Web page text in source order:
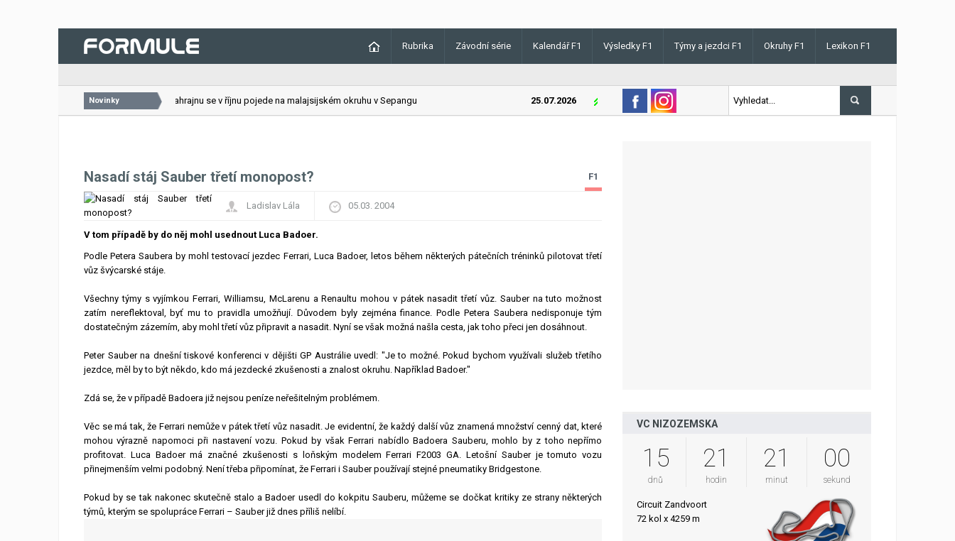
Rubrika Závodní série Kalendář F1 Výsledky F1 Týmy a jezdci F1 Okruhy F1 Lexikon F1
Novinky
26.07.2026 VC Bahrajnu se v říjnu pojede na malajsijském okruhu v Sepangu 25.07.2026 Lando Norris v Maďarsku letos poprvé vyhrál kvalifikaci
Nasadí stáj Sauber třetí monopost? F1
Ladislav Lála 05.03. 2004
V tom případě by do něj mohl usednout Luca Badoer.
Podle Petera Saubera by mohl testovací jezdec Ferrari, Luca Badoer, letos během některých pátečních tréninků pilotovat třetí
vůz švýcarské stáje.
Všechny týmy s vyjímkou Ferrari, Williamsu, McLarenu a Renaultu mohou v pátek nasadit třetí vůz. Sauber na tuto možnost
zatím nereflektoval, byť mu to pravidla umožňují. Důvodem byly zejména finance. Podle Petera Saubera nedisponuje tým
dostatečným zázemím, aby mohl třetí vůz připravit a nasadit. Nyní se však možná našla cesta, jak toho přeci jen dosáhnout.
Peter Sauber na dnešní tiskové konferenci v dějišti GP Austrálie uvedl: "Je to možné. Pokud bychom využívali služeb třetího
jezdce, měl by to být někdo, kdo má jezdecké zkušenosti a znalost okruhu. Například Badoer."
Zdá se, že v případě Badoera již nejsou peníze neřešitelným problémem.
Věc se má tak, že Ferrari nemůže v pátek třetí vůz nasadit. Je evidentní, že každý další vůz znamená množství cenný dat, které
mohou výrazně napomoci při nastavení vozu. Pokud by však Ferrari nabídlo Badoera Sauberu, mohlo by z toho nepřímo
profitovat. Luca Badoer má značné zkušenosti s loňským modelem Ferrari F2003 GA. Letošní Sauber je tomuto vozu
přinejmenším velmi podobný. Není třeba připomínat, že Ferrari i Sauber používají stejné pneumatiky Bridgestone.
Pokud by se tak nakonec skutečně stalo a Badoer usedl do kokpitu Sauberu, můžeme se dočkat kritiky ze strany některých
týmů, kterým se spolupráce Ferrari – Sauber již dnes příliš nelíbí.
VC NIZOZEMSKA
15
dnů
21
hodin
20
minut
59
sekund
Circuit Zandvoort
72 kol x 4259 m